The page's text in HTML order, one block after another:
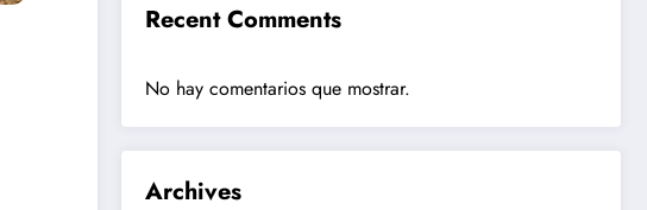
Recent Comments
No hay comentarios que mostrar.
Archives